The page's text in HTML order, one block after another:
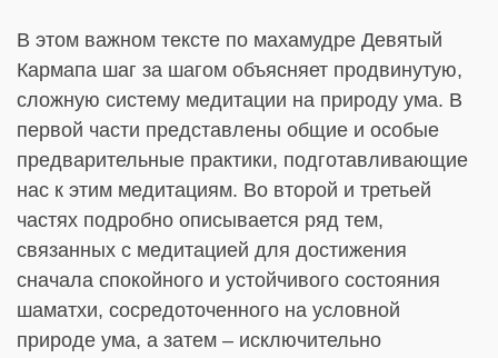
В этом важном тексте по махамудре Девятый
Кармапа шаг за шагом объясняет продвинутую,
сложную систему медитации на природу ума. В
первой части представлены общие и особые
предварительные практики, подготавливающие
нас к этим медитациям. Во второй и третьей
частях подробно описывается ряд тем,
связанных с медитацией для достижения
сначала спокойного и устойчивого состояния
шаматхи, сосредоточенного на условной
природе ума, а затем – исключительно